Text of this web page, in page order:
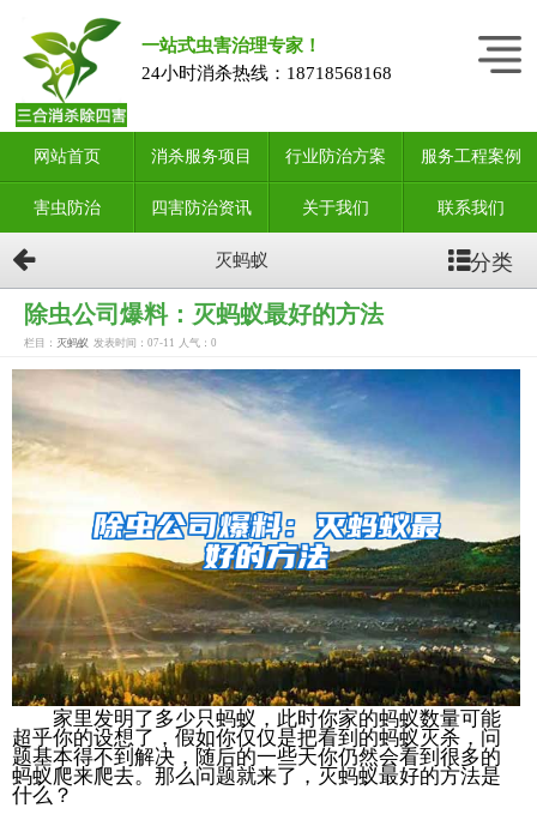
一站式虫害治理专家！
24小时消杀热线： 18718568168
网站首页 消杀服务项目 行业防治方案 服务工程案例
害虫防治 四害防治资讯 关于我们 联系我们
灭蚂蚁 分类
除虫公司爆料：灭蚂蚁最好的方法
栏目： 灭蚂蚁 发表时间：07-11 人气： 0
家里发明了多少只蚂蚁，此时你家的蚂蚁数量可能
超乎你的设想了，假如你仅仅是把看到的蚂蚁灭杀，问
题基本得不到解决，随后的一些天你仍然会看到很多的
蚂蚁爬来爬去。那么问题就来了，灭蚂蚁最好的方法是
什么？